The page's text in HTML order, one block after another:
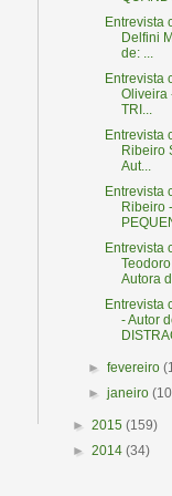
Entrevista
Delfini
de: ...
Entrevista
Oliveira
TRI...
Entrevista
Ribeiro
Aut...
Entrevista
Ribeiro
Entrevista
Autora
Entrevista
- Autor
►fevereiro
►janeiro
► 2015 (159)
► 2014 (34)